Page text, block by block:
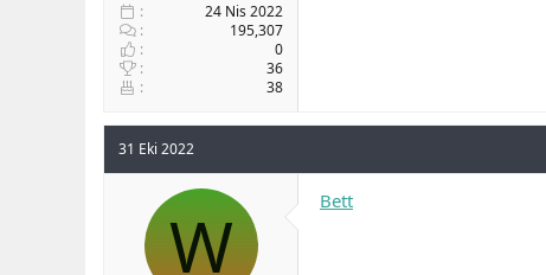
24 Nis 2022
195,307
0
36
38
31 Eki 2022
W Bett